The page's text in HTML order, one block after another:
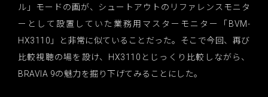
ル」モードの画が、シュートアウトのリファレンスモニタ
ーとして設置していた業務用マスターモニター「BVM-
HX3110」と非常に似ていることだった。そこで今回、再び
比較視聴の場を設け、HX3110とじっくり比較しながら、
BRAVIA 9の魅力を掘り下げてみることにした。